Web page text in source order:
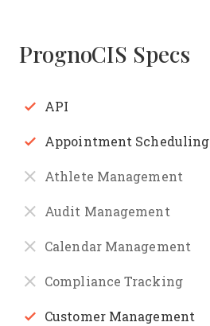
PrognoCIS Specs
API
Appointment Scheduling
Athlete Management
Audit Management
Calendar Management
Compliance Tracking
Customer Management